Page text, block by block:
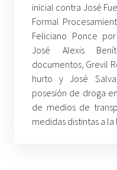
inicial contra José
Formal
Feliciano Ponce
José Alexis
documentos, Grevil
hurto y José
posesión de droga
de medios de
medidas distintas a la